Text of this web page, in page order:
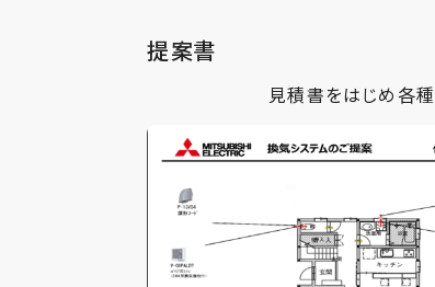
提案書
見積書をはじめ各